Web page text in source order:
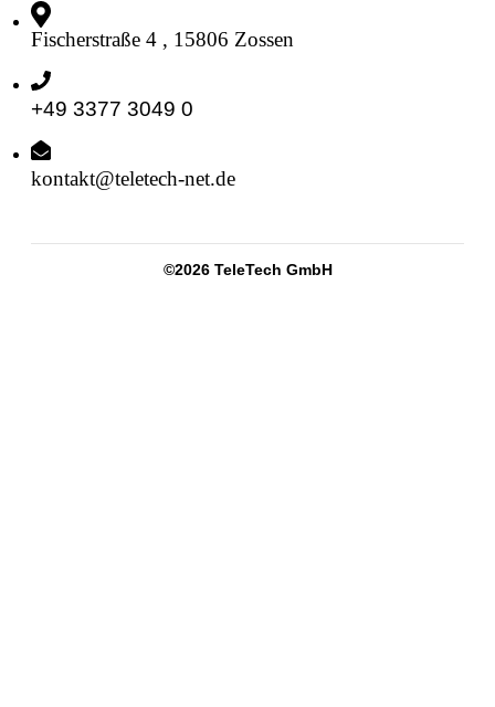
Fischerstraße 4 , 15806 Zossen
+49 3377 3049 0
kontakt@teletech-net.de
©2026 TeleTech GmbH